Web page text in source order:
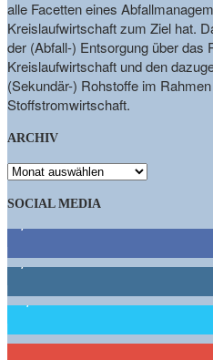
alle Facetten eines
Kreislaufwirtschaft zum Ziel hat.
der (Abfall-) Entsorgung über das
Kreislaufwirtschaft und den
(Sekundär-) Rohstoffe im
Stoffstromwirtschaft.
ARCHIV
ARCHIV
SOCIAL MEDIA
1,662 Follower
15,658 Follower
460 Abonnenten